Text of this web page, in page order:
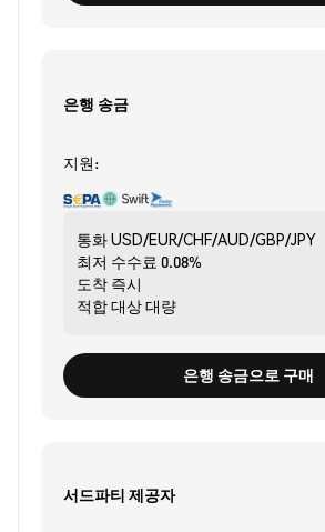
은행 송금
지원:
통화USD/EUR/CHF/AUD/GBP/JPY
최저 수수료 0.08%
도착 즉시
적합 대상대량
은행 송금으로 구매
서드파티 제공자